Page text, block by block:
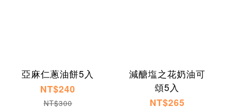
亞麻仁蔥油餅5入
NT$240
NT$300
減醣塩之花奶油可
頌5入
NT$265